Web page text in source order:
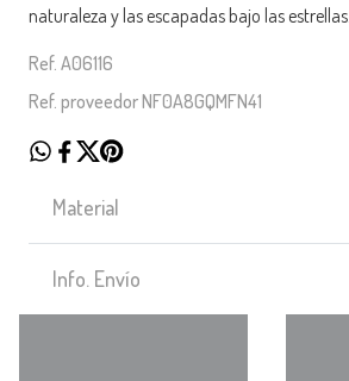
naturaleza y las escapadas bajo las estrellas.
Ref. A06116
Ref. proveedor NF0A8GQMFN41
Material
Info. Envío